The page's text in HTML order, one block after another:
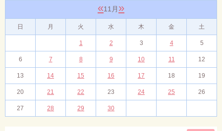
«11月 »
日 月 火 水 木 金 土
1 2 3 4 5
6 7 8 9 10 11 12
13 14 15 16 17 18 19
20 21 22 23 24 25 26
27 28 29 30